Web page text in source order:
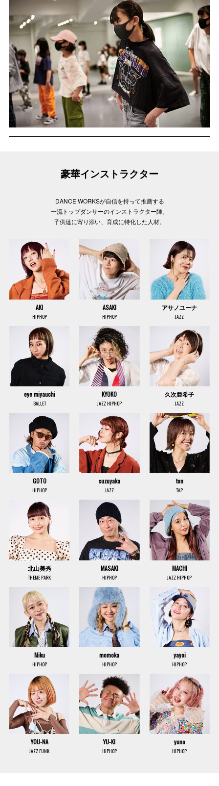
豪華インストラクター
DANCE WORKSが自信を持って推薦する
一流トップダンサーのインストラクター陣。
子供達に寄り添い、育成に特化した人材。
AKI
HIPHOP
ASAKI
HIPHOP
アサノユーナ
JAZZ
eye miyauchi
BALLET
KYOKO
JAZZ HIPHOP
久次亜希子
JAZZ
GOTO
HIPHOP
suzuyaka
JAZZ
ton
TAP
北山美秀
THEME PARK
MASAKI
HIPHOP
MACHI
JAZZ HIPHOP
Miku
HIPHOP
momoka
HIPHOP
yayoi
HIPHOP
YOU-NA
JAZZ FUNK
YU-KI
HIPHOP
yuno
HIPHOP